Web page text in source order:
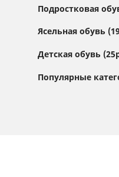
Подростковая
Ясельная обувь
Детская обувь
Популярные
Сайт
сервисы
и улучшения
Подробнее см. в